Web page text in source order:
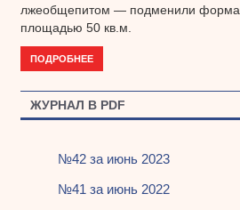
лжеобщепитом — подменили
площадью 50 кв.м.
ПОДРОБНЕЕ
ЖУРНАЛ В PDF
№42 за июнь 2023
№41 за июнь 2022